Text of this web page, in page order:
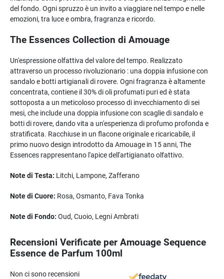
del fondo. Ogni spruzzo è un invito a viaggiare nel tempo e nelle
emozioni, tra luce e ombra, fragranza e ricordo.
The Essences Collection di Amouage
Un'espressione olfattiva del valore del tempo. Realizzato
attraverso un processo rivoluzionario : una doppia infusione con
sandalo e botti artigianali di rovere. Ogni fragranza è altamente
concentrata, contiene il 30% di oli profumati puri ed è stata
sottoposta a un meticoloso processo di invecchiamento di sei
mesi, che include una doppia infusione con scaglie di sandalo e
botti di rovere, dando vita a un'esperienza di profumo profonda e
stratificata. Racchiuse in un flacone originale e ricaricabile, il
primo nuovo design introdotto da Amouage in 15 anni, The
Essences rappresentano l'apice dell'artigianato olfattivo.
Note di Testa: Litchi, Lampone, Zafferano
Note di Cuore: Rosa, Osmanto, Fava Tonka
Note di Fondo: Oud, Cuoio, Legni Ambrati
Recensioni Verificate per Amouage Sequence
Essence de Parfum 100ml
Non ci sono recensioni